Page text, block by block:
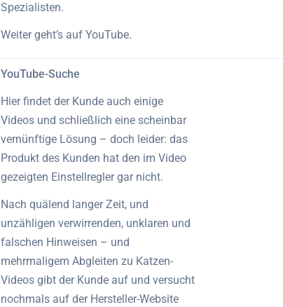
Spezialisten.
Weiter geht’s auf YouTube.
YouTube-Suche
Hier findet der Kunde auch einige
Videos und schließlich eine scheinbar
vernünftige Lösung – doch leider: das
Produkt des Kunden hat den im Video
gezeigten Einstellregler gar nicht.
Nach quälend langer Zeit, und
unzähligen verwirrenden, unklaren und
falschen Hinweisen – und
mehrmaligem Abgleiten zu Katzen-
Videos gibt der Kunde auf und versucht
nochmals auf der Hersteller-Website